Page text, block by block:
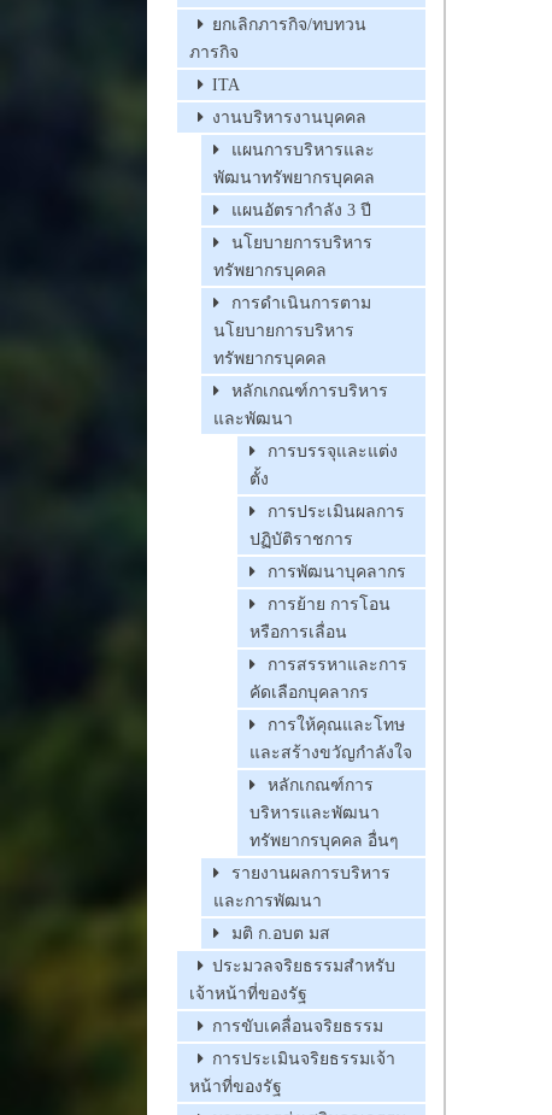
ยกเลิกภารกิจ/ทบทวน
ภารกิจ
ITA
งานบริหารงานบุคคล
แผนการบริหารและ
พัฒนาทรัพยากรบุคคล
แผนอัตรากำลัง 3 ปี
นโยบายการบริหาร
ทรัพยากรบุคคล
การดำเนินการตาม
นโยบายการบริหาร
ทรัพยากรบุคคล
หลักเกณฑ์การบริหาร
และพัฒนา
การบรรจุและแต่ง
ตั้ง
การประเมินผลการ
ปฏิบัติราชการ
การพัฒนาบุคลากร
การย้าย การโอน
หรือการเลื่อน
การสรรหาและการ
คัดเลือกบุคลากร
การให้คุณและโทษ
และสร้างขวัญกำลังใจ
หลักเกณฑ์การ
บริหารและพัฒนา
ทรัพยากรบุคคล อื่นๆ
รายงานผลการบริหาร
และการพัฒนา
มติ ก.อบต มส
ประมวลจริยธรรมสำหรับ
เจ้าหน้าที่ของรัฐ
การขับเคลื่อนจริยธรรม
การประเมินจริยธรรมเจ้า
หน้าที่ของรัฐ